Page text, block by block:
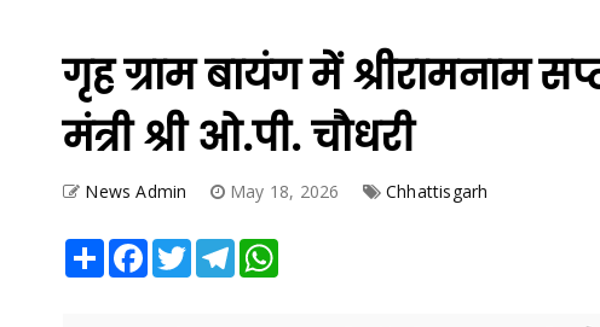
गृह ग्राम बायंग में श्रीरामनाम
मंत्री श्री ओ.पी. चौधरी
News Admin May 18, 2026 Chhattisgarh
Share Facebook
TwitterTelegram